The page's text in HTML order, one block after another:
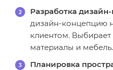
Разработка
дизайн-концепцию
клиентом. Выбирает
материалы и мебель.
Планировка